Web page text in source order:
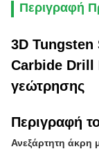
Περιγραφή
3D
Carbide Drill
γεώτρησης
Περιγραφή
Ανεξάρτητη άκρη